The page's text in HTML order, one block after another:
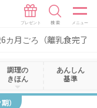
カ月ごろ（離乳食完了
調理の
きほん
あんしん
基準
）